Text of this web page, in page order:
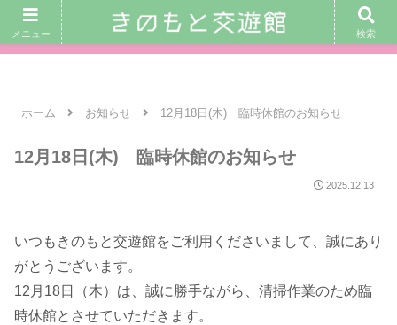
｜ 交遊館カフェ営業日： 8月8日(土)、 9日(日)、 12日(水) 10：
00〜16：00 ｜
ホーム お知らせ 12月18日(木) 臨時休館のお知らせ
12月18日(木) 臨時休館のお知らせ
2025.12.13
いつもきのもと交遊館をご利用くださいまして、誠にあり
がとうございます。
12月18日（木）は、誠に勝手ながら、清掃作業のため臨
時休館とさせていただきます。
メニュー 検索